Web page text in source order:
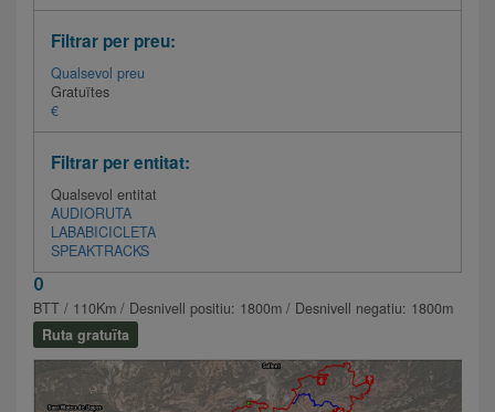
Filtrar per preu:
Qualsevol preu
Gratuïtes
€
Filtrar per entitat:
Qualsevol entitat
AUDIORUTA
LABABICICLETA
SPEAKTRACKS
0
BTT / 110Km / Desnivell positiu: 1800m / Desnivell negatiu: 1800m
Ruta gratuïta